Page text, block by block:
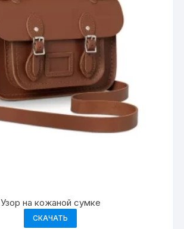
Узор на кожаной сумке
СКАЧАТЬ